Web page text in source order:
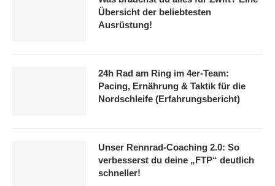
Übersicht der beliebtesten
Ausrüstung!
24h Rad am Ring im 4er-Team:
Pacing, Ernährung & Taktik für die
Nordschleife (Erfahrungsbericht)
Unser Rennrad-Coaching 2.0: So
verbesserst du deine „FTP“ deutlich
schneller!